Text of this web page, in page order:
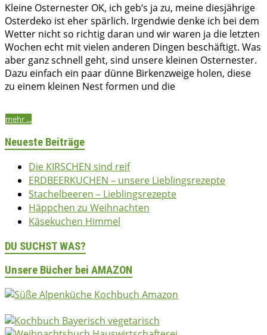
Kleine Osternester OK, ich geb‘s ja zu, meine diesjährige
Osterdeko ist eher spärlich. Irgendwie denke ich bei dem
Wetter nicht so richtig daran und wir waren ja die letzten
Wochen echt mit vielen anderen Dingen beschäftigt. Was
aber ganz schnell geht, sind unsere kleinen Osternester.
Dazu einfach ein paar dünne Birkenzweige holen, diese
zu einem kleinen Nest formen und die
mehr ...
Neueste Beiträge
Die KIRSCHEN sind reif
ERDBEERKUCHEN – unsere Lieblingsrezepte
Stachelbeeren – Lieblingsrezepte
Häppchen zu Weihnachten
Käsekuchen Himmel
DU SUCHST WAS?
Unsere Bücher bei AMAZON